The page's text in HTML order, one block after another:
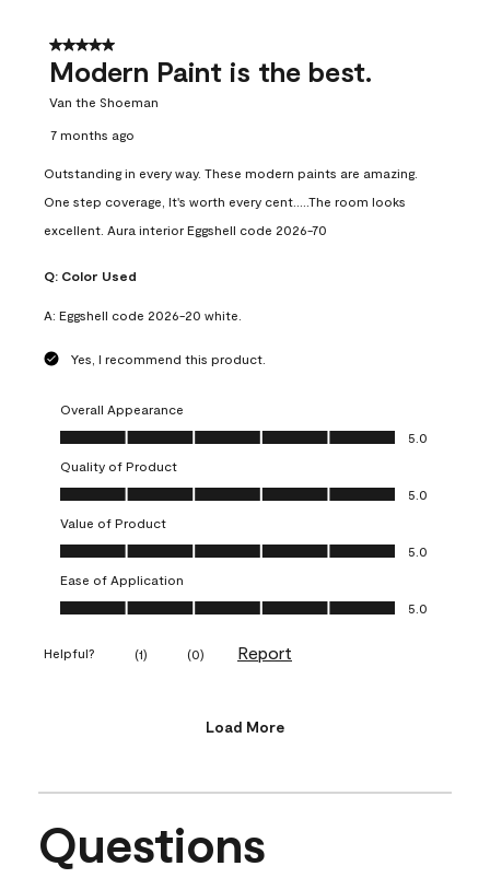
5 out of 5 stars.
Modern Paint is the best.
Van the Shoeman
7 months ago
Outstanding in every way. These modern paints are amazing.
One step coverage, It's worth every cent.....The room looks
excellent. Aura interior Eggshell code 2026-70
Q: Color Used
A: Eggshell code 2026-20 white.
Yes, I recommend this product.
Overall Appearance
Overall Appearance, 5.0 out of 5
5.0
Quality of Product
Quality of Product, 5.0 out of 5
5.0
Value of Product
Value of Product, 5.0 out of 5
5.0
Ease of Application
Ease of Application, 5.0 out of 5
5.0
Helpful? (1) (0) Report
Load More
Questions